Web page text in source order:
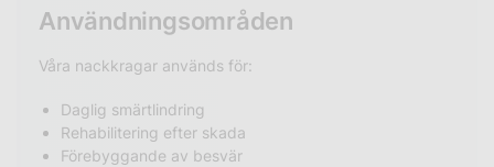
Användningsområden
Våra nackkragar används för:
Daglig smärtlindring
Rehabilitering efter skada
Förebyggande av besvär